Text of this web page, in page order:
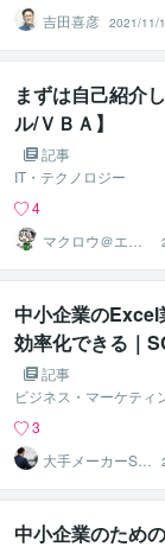
吉田喜彦 2021/11/
まずは自己紹介
ル/ＶＢＡ】
記事
IT・テクノロジー
4
マクロウ＠エク
セル自動化・外
資系勤務
中小企業のExcel
効率化できる｜
記事
ビジネス・マーケティ
3
大手メーカーSC
M H
中小企業のため